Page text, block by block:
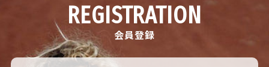
REGISTRATION
会員登録